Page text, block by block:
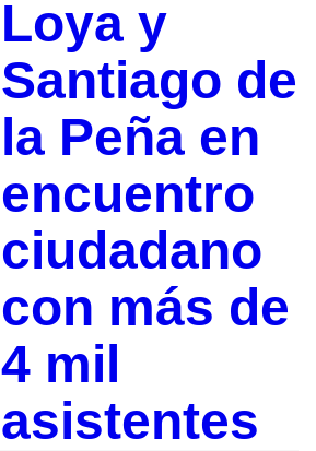
Loya y
Santiago de
la Peña en
encuentro
ciudadano
con más de
4 mil
asistentes